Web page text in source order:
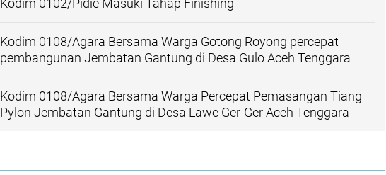
Kodim 0102/Pidie Masuki Tahap Finishing
Kodim 0108/Agara Bersama Warga Gotong Royong percepat
pembangunan Jembatan Gantung di Desa Gulo Aceh Tenggara
Kodim 0108/Agara Bersama Warga Percepat Pemasangan Tiang
Pylon Jembatan Gantung di Desa Lawe Ger-Ger Aceh Tenggara